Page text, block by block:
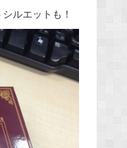
ルエットも！